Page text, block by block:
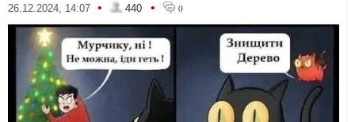
26.12.2024, 14:07 • 440 • 0